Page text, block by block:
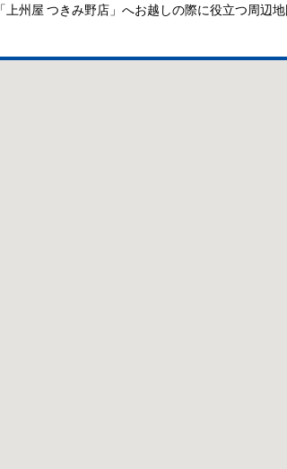
「上州屋 つきみ野店」へお越しの際に役立つ周辺地